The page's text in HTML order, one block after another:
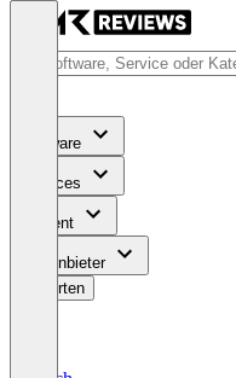
Software
Services
Content
Für Anbieter
Bewerten